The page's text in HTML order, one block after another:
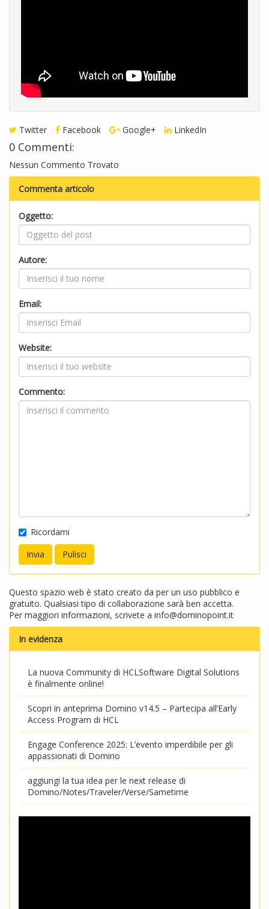
Twitter Facebook Google+ LinkedIn
0 Commenti:
Nessun Commento Trovato
Commenta articolo
Oggetto:
Autore:
Email:
Website:
Commento:
Ricordami
Questo spazio web è stato creato da per un uso pubblico e
gratuito. Qualsiasi tipo di collaborazione sarà ben accetta.
Per maggiori informazioni, scrivete a info@dominopoint.it
In evidenza
La nuova Community di HCLSoftware Digital Solutions
è finalmente online!
Scopri in anteprima Domino v14.5 – Partecipa all’Early
Access Program di HCL
Engage Conference 2025: L’evento imperdibile per gli
appassionati di Domino
aggiungi la tua idea per le next release di
Domino/Notes/Traveler/Verse/Sametime